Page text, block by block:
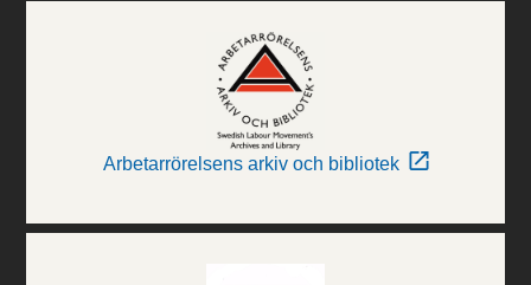
Arbetarrörelsens arkiv och bibliotek